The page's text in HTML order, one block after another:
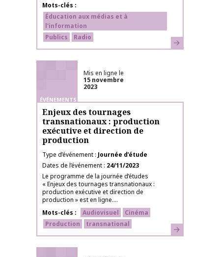
Mots-clés
Éducation aux médias et à
l'information
Publics
Radio En savoir plus
ÉVÉNEMENTS
Mis en ligne le
15 novembre
2023
Enjeux des tournages
transnationaux : production
exécutive et direction de
production
Type d’événement Journée d’étude
Dates de l’événement 24/11/2023
Le programme de la journée d’études
« Enjeux des tournages transnationaux :
production exécutive et direction de
production » est en ligne....
Mots-clés
Audiovisuel
Cinéma
Production
transnational En savoir plus